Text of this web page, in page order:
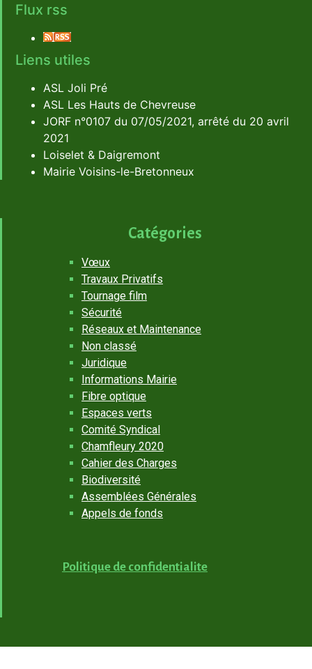
Flux rss
Liens utiles
ASL Joli Pré
ASL Les Hauts de Chevreuse
JORF n°0107 du 07/05/2021, arrêté du 20 avril
2021
Loiselet & Daigremont
Mairie Voisins-le-Bretonneux
Catégories
Vœux
Travaux Privatifs
Tournage film
Sécurité
Réseaux et Maintenance
Non classé
Juridique
Informations Mairie
Fibre optique
Espaces verts
Comité Syndical
Chamfleury 2020
Cahier des Charges
Biodiversité
Assemblées Générales
Appels de fonds
Politique de confidentialite